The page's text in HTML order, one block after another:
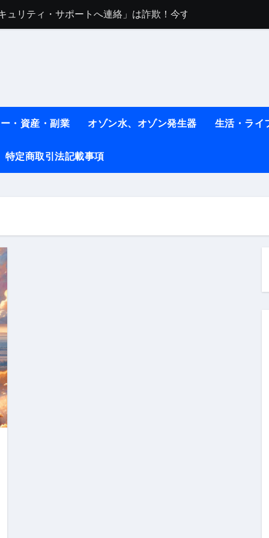
は地震か施設側か？被害者への補償や損害賠償をわかりやす
#shots
本当に効果ある？ #エクササイズ
え方と実践方法を解説します【健康】
なしで2ヶ月で10kg減量した、私の痩せる9つの習慣 | レシ
・記憶・名言・人生哲学から読み解く生き方
査定は危険？情報収集との関係と見分け方を解説
｜最新観測データと前兆現象を徹底解説【2026】
の関連性は？
」取り扱い開始＆リリース記念キャンペーン【ムームードメ
ン」がもらえる超お得アプリ
るのか？勘定科目・仕訳・申告書記載方法
れが日本が残念な国になった理由です。国民は●●をしな
を妄想シナリオ検証してみた！ズボラ株投資
】一覧※YouTubeブログSNS共通
実に取り組むべき！ #shorts
・資産・副業 オゾン水、オゾン発生器 生活・ライ
特定商取引法記載事項